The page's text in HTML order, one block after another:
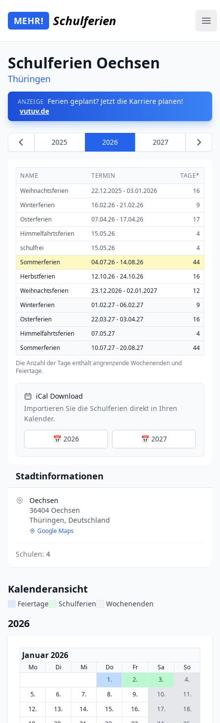
Zum Hauptinhalt springen
Mehr Schulferien
MEHR! Schulferien
Schulferien Oechsen
Thüringen
ANZEIGE Ferien geplant? Jetzt die Karriere planen!
vutuv.de
2025 2026 2027
NAME TERMIN
TAGE*
Weihnachtsferien
22.12.2025 - 03.01.2026
16
Winterferien
16.02.26 - 21.02.26
9
Osterferien
07.04.26 - 17.04.26
17
Himmelfahrtsferien
15.05.26
4
schulfrei
15.05.26
4
Sommerferien
04.07.26 - 14.08.26
44
Herbstferien
12.10.26 - 24.10.26
16
Weihnachtsferien
23.12.2026 - 02.01.2027
12
Winterferien
01.02.27 - 06.02.27
9
Osterferien
22.03.27 - 03.04.27
16
Himmelfahrtsferien
07.05.27
4
Sommerferien
10.07.27 - 20.08.27
44
Die Anzahl der Tage enthält angrenzende Wochenenden und
Feiertage.
iCal Download
Importieren Sie die Schulferien direkt in Ihren
Kalender.
📅 2026 📅 2027
Stadtinformationen
Oechsen
36404 Oechsen
Thüringen, Deutschland
Google Maps
Schulen: 4
Kalenderansicht
Feiertage Schulferien Wochenenden
2026
Januar 2026
Mo Di Mi Do Fr Sa
So
1.
2. 3.
4.
5.
6. 7. 8. 9. 10.
11.
12.
13. 14. 15. 16. 17.
18.